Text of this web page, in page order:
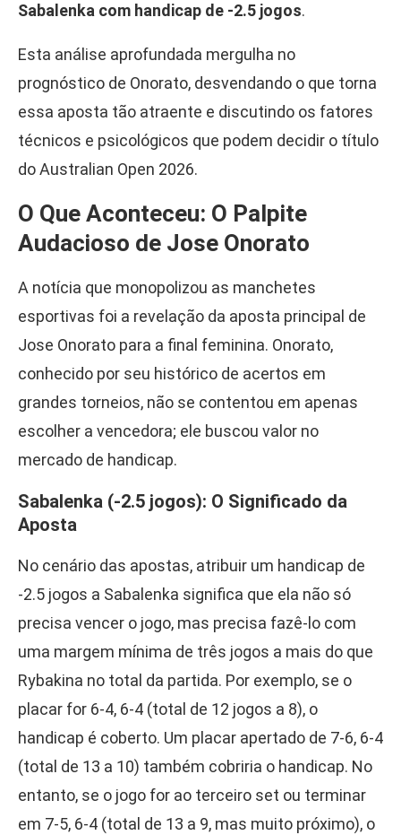
Sabalenka com handicap de -2.5 jogos.
Esta análise aprofundada mergulha no
prognóstico de Onorato, desvendando o que torna
essa aposta tão atraente e discutindo os fatores
técnicos e psicológicos que podem decidir o título
do Australian Open 2026.
O Que Aconteceu: O Palpite
Audacioso de Jose Onorato
A notícia que monopolizou as manchetes
esportivas foi a revelação da aposta principal de
Jose Onorato para a final feminina. Onorato,
conhecido por seu histórico de acertos em
grandes torneios, não se contentou em apenas
escolher a vencedora; ele buscou valor no
mercado de handicap.
Sabalenka (-2.5 jogos): O Significado da
Aposta
No cenário das apostas, atribuir um handicap de
-2.5 jogos a Sabalenka significa que ela não só
precisa vencer o jogo, mas precisa fazê-lo com
uma margem mínima de três jogos a mais do que
Rybakina no total da partida. Por exemplo, se o
placar for 6-4, 6-4 (total de 12 jogos a 8), o
handicap é coberto. Um placar apertado de 7-6, 6-4
(total de 13 a 10) também cobriria o handicap. No
entanto, se o jogo for ao terceiro set ou terminar
em 7-5, 6-4 (total de 13 a 9, mas muito próximo), o